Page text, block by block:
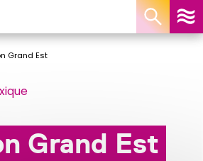
Grand Est
Grand Est
cookies